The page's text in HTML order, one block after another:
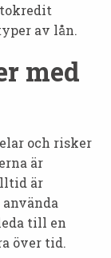
av lån.
med
och risker
är
är
till en
över tid.